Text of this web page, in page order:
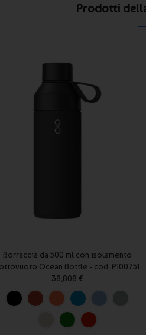
Prodotti
Borraccia da 500 ml con isolamento
Ocean Bottle - cod. P100751
38,808 €